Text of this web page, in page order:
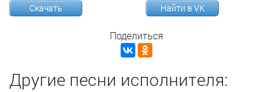
Скачать Найти в VK
Поделиться
Другие песни исполнителя: